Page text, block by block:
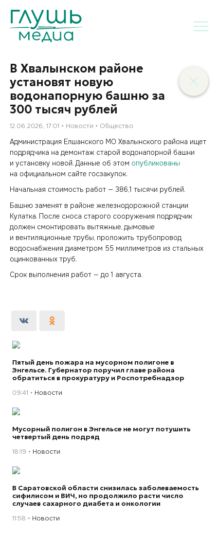
В Хвалынском районе
установят новую
водонапорную башню за
300 тысяч рублей
12.06.2026, 17:01 Новости Общество
Администрация Елшанского МО Хвалынского района ищет
подрядчика на демонтаж старой водонапорной башни
и установку новой. Данные об этом опубликованы
на официальном сайте госзакупок.
Начальная стоимость работ — 386,1 тысячи рублей.
Башню заменят в районе железнодорожной станции
Кулатка. После сноса старого сооружения подрядчик
должен смонтировать вытяжные, дымовые
и вентиляционные трубы, проложить трубопровод
водоснабжения диаметром 55 миллиметров из стальных
оцинкованных труб.
Срок выполнения работ — до 1 августа.
Пятый день пожара на мусорном полигоне в
Энгельсе. Губернатор поручил главе района
обратиться в прокуратуру и Роспотребнадзор
09:41 Новости
Мусорный полигон в Энгельсе не могут потушить
четвертый день подряд
18:19 Новости
В Саратовской области снизилась заболеваемость
сифилисом и ВИЧ, но продолжило расти число
случаев сахарного диабета и онкологии
11:58 Новости